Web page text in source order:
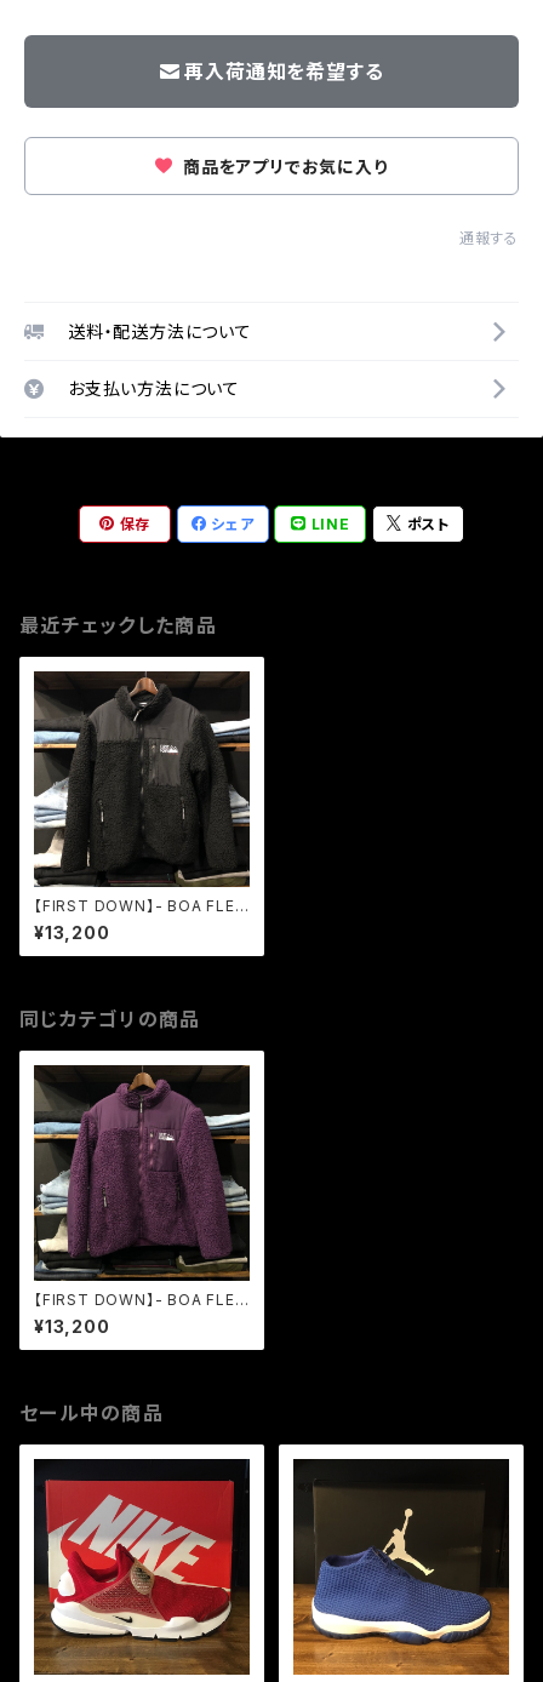
再入荷通知を希望する
商品をアプリでお気に入り
通報する
送料・配送方法について
お支払い方法について
保存 シェア LINE ポスト
最近チェックした商品
【FIRST DOWN】- BOA FLEE
CE JACKET BLACK
¥13,200
同じカテゴリの商品
【FIRST DOWN】- BOA FLEE
CE JACKET PURPLE
¥13,200
セール中の商品